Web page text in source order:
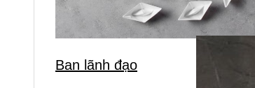
Ban lãnh đạo